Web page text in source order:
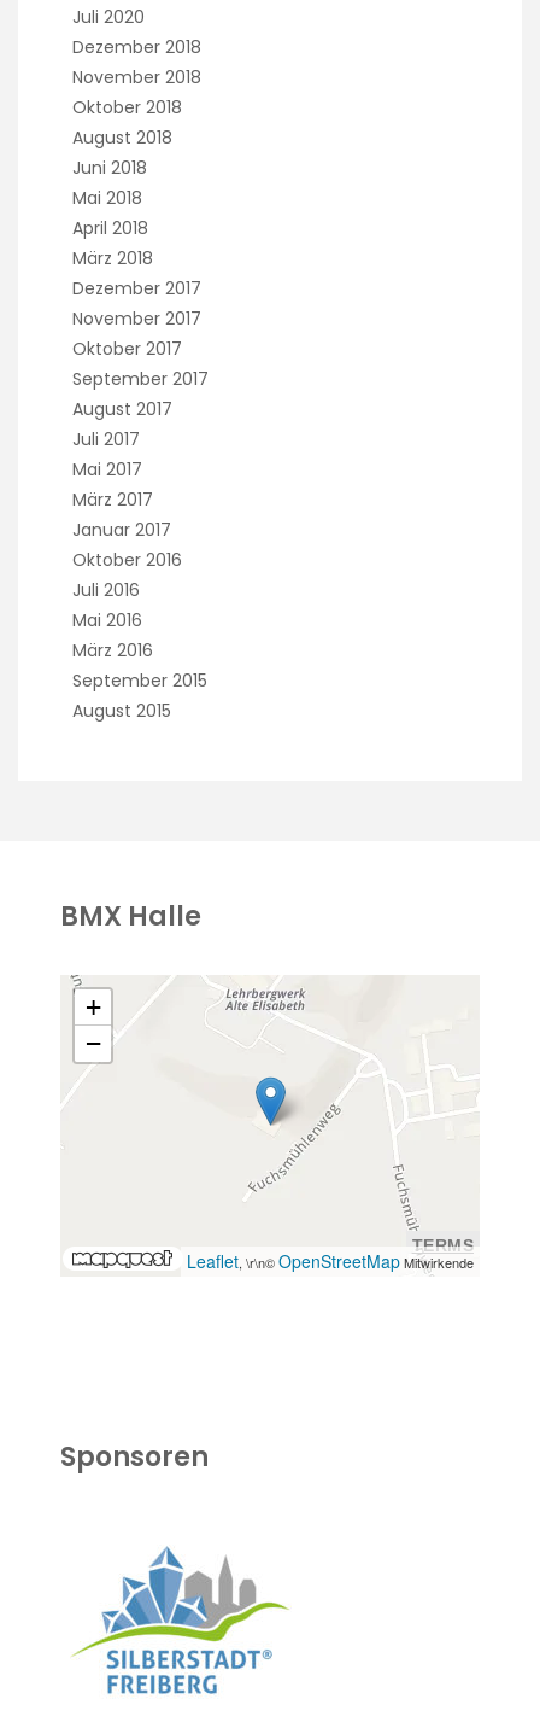
Juli 2020
Dezember 2018
November 2018
Oktober 2018
August 2018
Juni 2018
Mai 2018
April 2018
März 2018
Dezember 2017
November 2017
Oktober 2017
September 2017
August 2017
Juli 2017
Mai 2017
März 2017
Januar 2017
Oktober 2016
Juli 2016
Mai 2016
März 2016
September 2015
August 2015
BMX Halle
+
−
TERMS
Leaflet, \r\n©OpenStreetMapMitwirkende
Sponsoren